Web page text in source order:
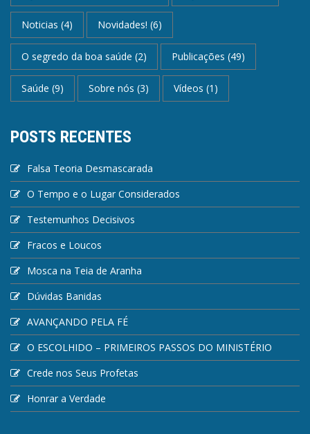
Noticias (4) Novidades! (6)
O segredo da boa saúde (2) Publicações (49)
Saúde (9) Sobre nós (3) Vídeos (1)
POSTS RECENTES
Falsa Teoria Desmascarada
O Tempo e o Lugar Considerados
Testemunhos Decisivos
Fracos e Loucos
Mosca na Teia de Aranha
Dúvidas Banidas
AVANÇANDO PELA FÉ
O ESCOLHIDO – PRIMEIROS PASSOS DO MINISTÉRIO
Crede nos Seus Profetas
Honrar a Verdade